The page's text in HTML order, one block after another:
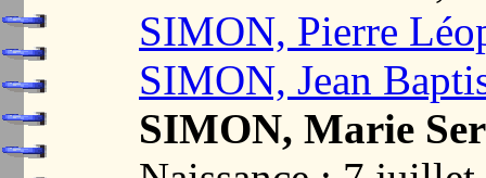
SIMON, Pierre
SIMON, Jean
SIMON, Marie